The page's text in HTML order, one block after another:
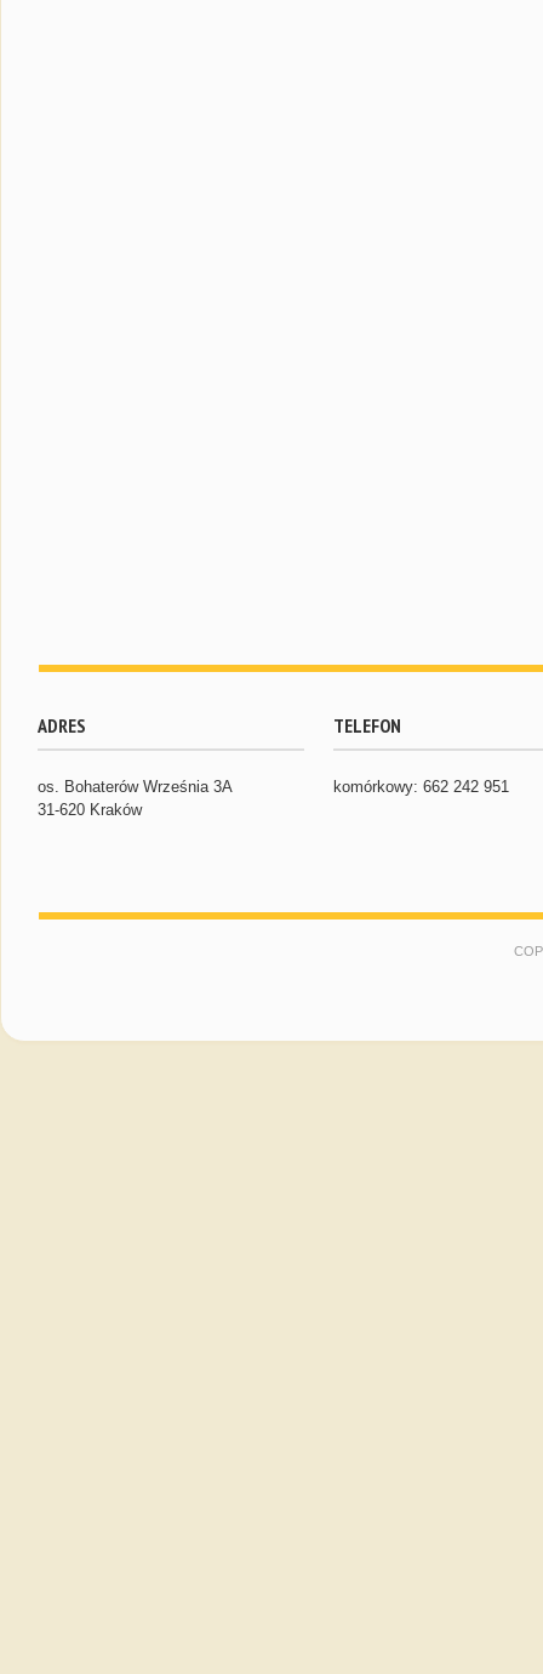
ADRES
os. Bohaterów Września 3A
31-620 Kraków
TELEFON
komórkowy: 662 242 951